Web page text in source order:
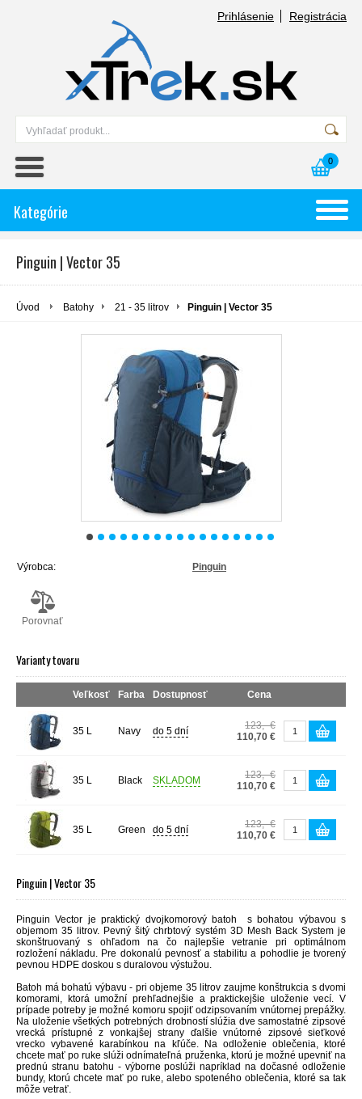
Prihlásenie Registrácia
0
Kategórie
Pinguin | Vector 35
Úvod Batohy 21 - 35 litrov Pinguin | Vector 35
Výrobca: Pinguin
Porovnať
Varianty tovaru
Veľkosť Farba Dostupnosť Cena
35 L Navy do 5 dní
123,- €
110,70 €
35 L Black SKLADOM
123,- €
110,70 €
35 L Green do 5 dní
123,- €
110,70 €
Pinguin | Vector 35
Pinguin Vector je praktický dvojkomorový batoh s bohatou výbavou s
objemom 35 litrov. Pevný šitý chrbtový systém 3D Mesh Back System je
skonštruovaný s ohľadom na čo najlepšie vetranie pri optimálnom
rozložení nákladu. Pre dokonalú pevnosť a stabilitu a pohodlie je tvorený
pevnou HDPE doskou s duralovou výstužou.
Batoh má bohatú výbavu - pri objeme 35 litrov zaujme konštrukcia s dvomi
komorami, ktorá umožní prehľadnejšie a praktickejšie uloženie vecí. V
prípade potreby je možné komoru spojiť odzipsovaním vnútornej prepážky.
Na uloženie všetkých potrebných drobností slúžia dve samostatné zipsové
vrecká prístupné z vonkajšej strany ďalšie vnútorné zipsové sieťkové
vrecko vybavené karabínkou na kľúče. Na odloženie oblečenia, ktoré
chcete mať po ruke slúži odnímateľná pruženka, ktorú je možné upevniť na
prednú stranu batohu - výborne poslúži napríklad na dočasné odloženie
bundy, ktorú chcete mať po ruke, alebo spoteného oblečenia, ktoré sa tak
môže vetrať.